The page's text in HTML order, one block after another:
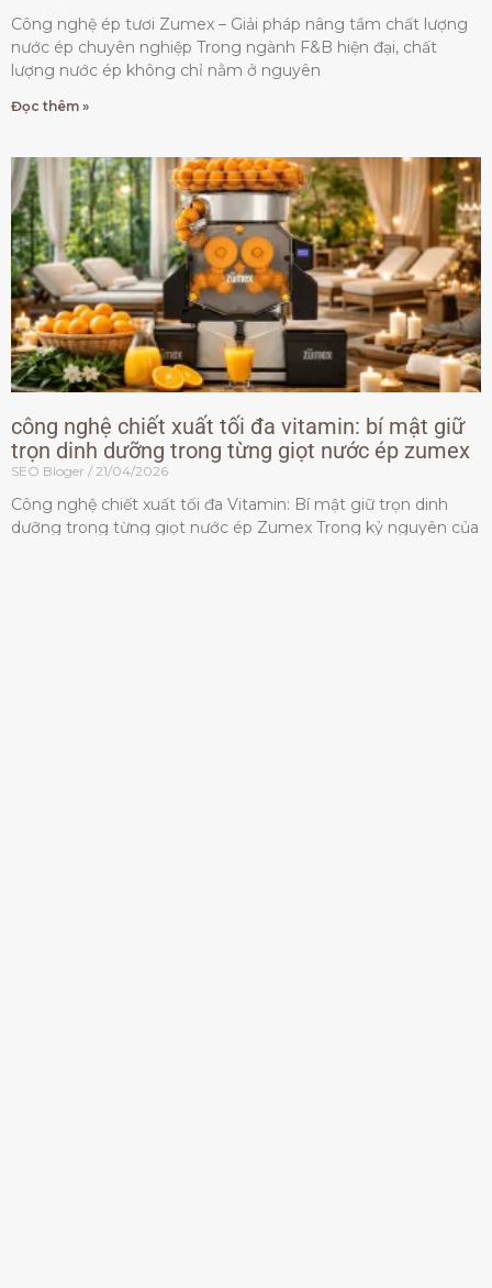
Công nghệ ép tươi Zumex – Giải pháp nâng tầm chất lượng
nước ép chuyên nghiệp Trong ngành F&B hiện đại, chất
lượng nước ép không chỉ nằm ở nguyên
Đọc thêm »
công nghệ chiết xuất tối đa vitamin: bí mật giữ
trọn dinh dưỡng trong từng giọt nước ép zumex
SEO Bloger 21/04/2026
Công nghệ chiết xuất tối đa Vitamin: Bí mật giữ trọn dinh
dưỡng trong từng giọt nước ép Zumex Trong kỷ nguyên của